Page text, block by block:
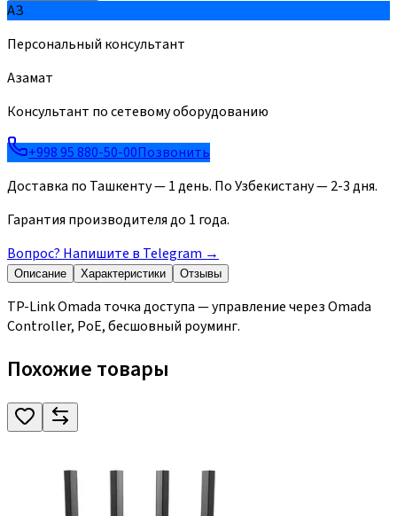
АЗ
Персональный консультант
Азамат
Консультант по сетевому оборудованию
+998 95 880-50-00Позвонить
Доставка по Ташкенту — 1 день. По Узбекистану — 2-3 дня.
Гарантия производителя до 1 года.
Вопрос? Напишите в Telegram →
Описание Характеристики Отзывы
TP-Link Omada точка доступа — управление через Omada
Controller, PoE, бесшовный роуминг.
Похожие товары